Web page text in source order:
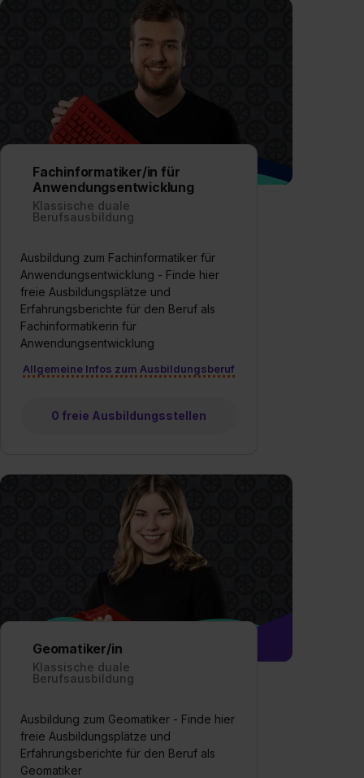
Fachinformatiker/in für
Anwendungsentwicklung
Klassische duale
Berufsausbildung
Ausbildung zum Fachinformatiker für
Anwendungsentwicklung - Finde hier
freie Ausbildungsplätze und
Erfahrungsberichte für den Beruf als
Fachinformatikerin für
Anwendungsentwicklung
Allgemeine Infos zum Ausbildungsberuf
0 freie Ausbildungsstellen
Geomatiker/in
Klassische duale
Berufsausbildung
Ausbildung zum Geomatiker - Finde hier
freie Ausbildungsplätze und
Erfahrungsberichte für den Beruf als
Geomatiker